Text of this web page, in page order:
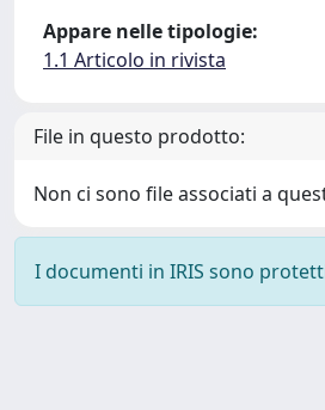
Appare nelle tipologie:
1.1 Articolo in rivista
File in questo prodotto:
Non ci sono file associati a
I documenti in IRIS sono